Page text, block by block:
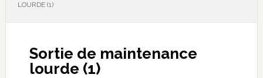
LOURDE (1)
Sortie de maintenance
lourde (1)